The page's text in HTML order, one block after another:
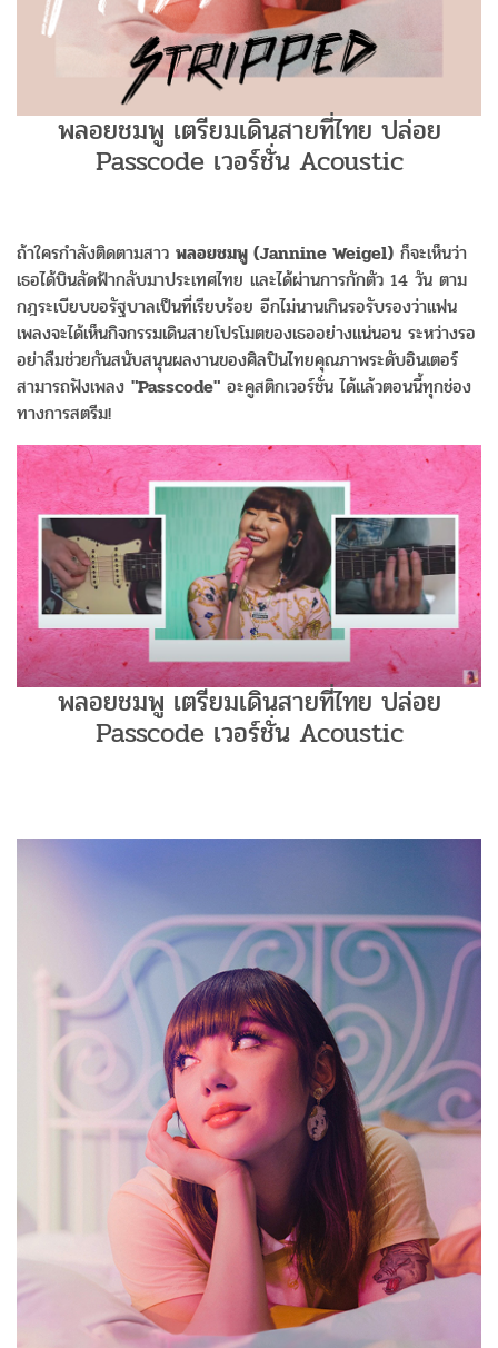
พลอยชมพู เตรียมเดินสายที่ไทย ปล่อย
Passcode เวอร์ชั่น Acoustic
ถ้าใครกำลังติดตามสาว พลอยชมพู (Jannine Weigel) ก็จะเห็นว่า
เธอได้บินลัดฟ้ากลับมาประเทศไทย และได้ผ่านการกักตัว 14 วัน ตาม
กฎระเบียบขอรัฐบาลเป็นที่เรียบร้อย อีกไม่นานเกินรอรับรองว่าแฟน
เพลงจะได้เห็นกิจกรรมเดินสายโปรโมตของเธออย่างแน่นอน ระหว่างรอ
อย่าลืมช่วยกันสนับสนุนผลงานของศิลปินไทยคุณภาพระดับอินเตอร์
สามารถฟังเพลง "Passcode" อะคูสติกเวอร์ชั่น ได้แล้วตอนนี้ทุกช่อง
ทางการสตรีม!
พลอยชมพู เตรียมเดินสายที่ไทย ปล่อย
Passcode เวอร์ชั่น Acoustic